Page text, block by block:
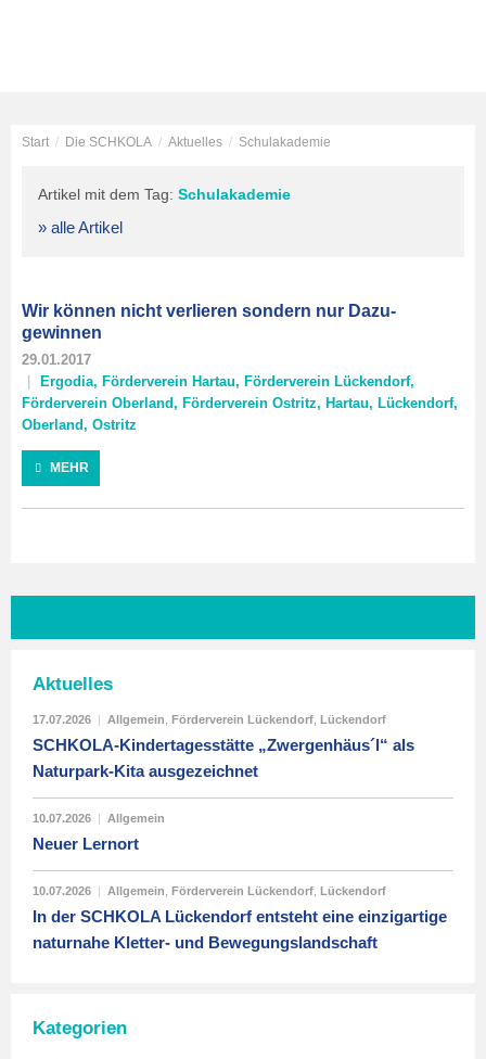
Start / Die SCHKOLA / Aktuelles / Schulakademie
Artikel mit dem Tag: Schulakademie
» alle Artikel
Wir können nicht verlieren sondern nur Dazu-
gewinnen
29.01.2017
Ergodia, Förderverein Hartau, Förderverein Lückendorf,
Förderverein Oberland, Förderverein Ostritz, Hartau, Lückendorf,
Oberland, Ostritz
MEHR
Aktuelles
17.07.2026 | Allgemein Förderverein Lückendorf Lückendorf
SCHKOLA-Kindertagesstätte „Zwergenhäus´l“ als
Naturpark-Kita ausgezeichnet
10.07.2026 | Allgemein
Neuer Lernort
10.07.2026 | Allgemein Förderverein Lückendorf Lückendorf
In der SCHKOLA Lückendorf entsteht eine einzigartige
naturnahe Kletter- und Bewegungslandschaft
Kategorien